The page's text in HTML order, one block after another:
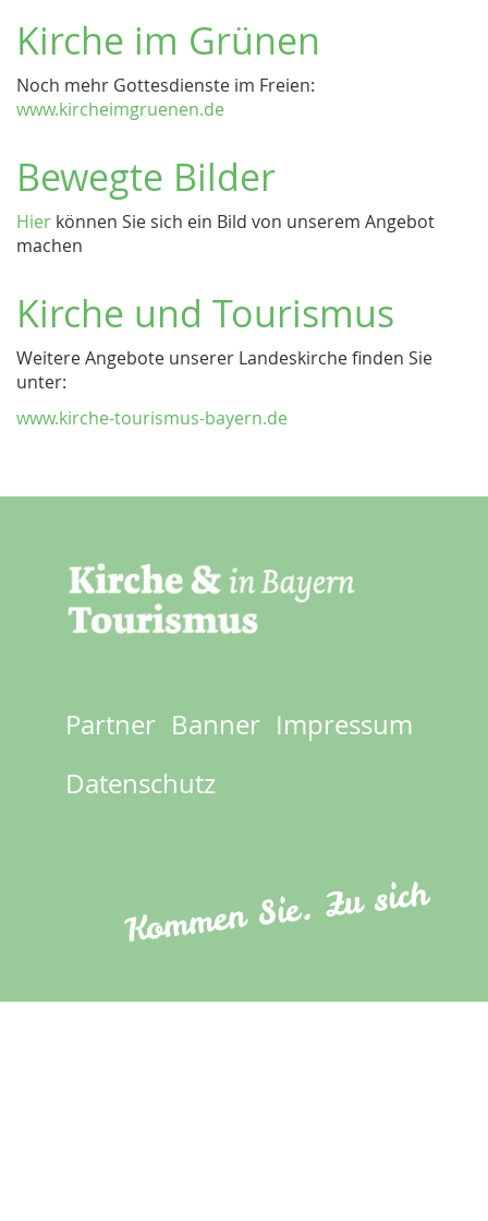
Kirche im Grünen
Noch mehr Gottesdienste im Freien:
www.kircheimgruenen.de
Bewegte Bilder
Hier können Sie sich ein Bild von unserem Angebot
machen
Kirche und Tourismus
Weitere Angebote unserer Landeskirche finden Sie
unter:
www.kirche-tourismus-bayern.de
Footer
menu
Partner Banner Impressum
Datenschutz
Kommen Sie. Zu sich